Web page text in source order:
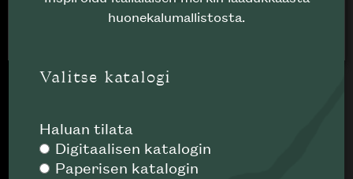
Liike Helsingin keskustassa
Outlet
Poistuvat mallikappaleet
huonekalumallistosta.
Valitse katalogi
Haluan tilata
Digitaalisen katalogin
Paperisen katalogin